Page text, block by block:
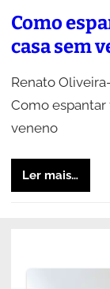
Como
casa sem
Renato Oliveira
Como
veneno
Ler mais…